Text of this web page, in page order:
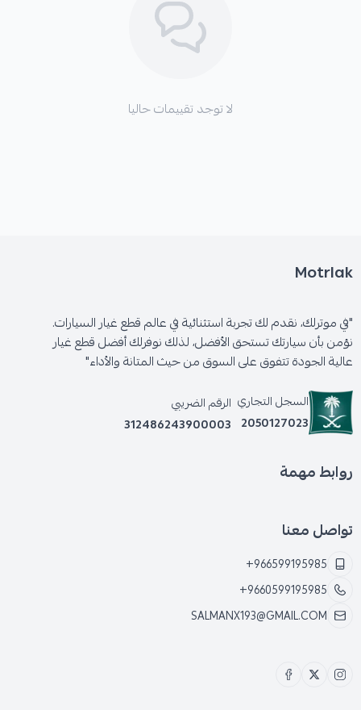
* مظهر غير لائق للشنطة.
لا توجد تقييمات حاليا
Motrlak
"في موترلك، نقدم لك تجربة استثنائية في عالم قطع غيار السيارات.
نؤمن بأن سيارتك تستحق الأفضل، لذلك نوفرلك أفضل قطع غيار
عالية الجودة تتفوق على السوق من حيث المتانة والأداء"
السجل التجاري
2050127023
الرقم الضريبي
312486243900003
روابط مهمة
تواصل معنا
+966599195985
+9660599195985
SALMANX193@GMAIL.COM